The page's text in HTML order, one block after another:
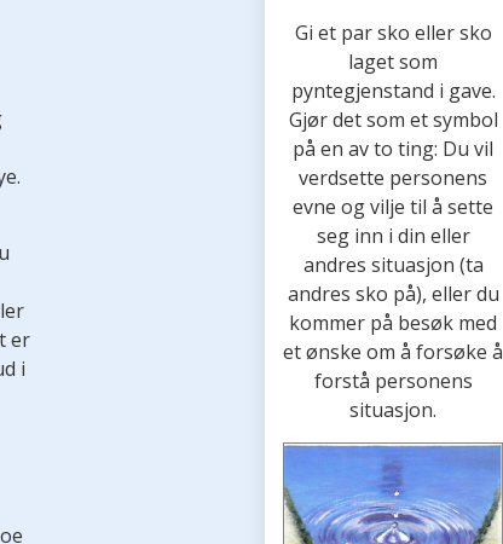
er
i
Gi et par sko eller sko
laget som
pyntegjenstand i gave.
Gjør det som et symbol
på en av to ting: Du vil
verdsette personens
evne og vilje til å sette
seg inn i din eller
andres situasjon (ta
andres sko på), eller du
kommer på besøk med
et ønske om å forsøke å
forstå personens
situasjon.